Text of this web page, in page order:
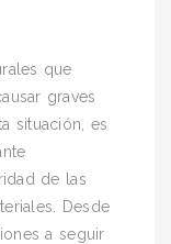
que
graves
situación, es
de las
Desde
a seguir